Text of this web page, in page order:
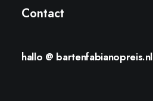
Contact
hallo @ bartenfabianopreis.nl